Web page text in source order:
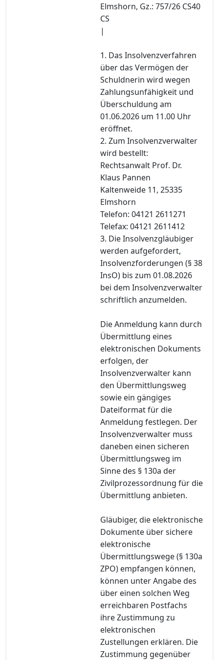
Elmshorn, Gz.: 757/26 CS40
CS
|
1. Das Insolvenzverfahren
über das Vermögen der
Schuldnerin wird wegen
Zahlungsunfähigkeit und
Überschuldung am
01.06.2026 um 11.00 Uhr
eröffnet.
2. Zum Insolvenzverwalter
wird bestellt:
Rechtsanwalt Prof. Dr.
Klaus Pannen
Kaltenweide 11, 25335
Elmshorn
Telefon: 04121 2611271
Telefax: 04121 2611412
3. Die Insolvenzgläubiger
werden aufgefordert,
Insolvenzforderungen (§ 38
InsO) bis zum 01.08.2026
bei dem Insolvenzverwalter
schriftlich anzumelden.
Die Anmeldung kann durch
Übermittlung eines
elektronischen Dokuments
erfolgen, der
Insolvenzverwalter kann
den Übermittlungsweg
sowie ein gängiges
Dateiformat für die
Anmeldung festlegen. Der
Insolvenzverwalter muss
daneben einen sicheren
Übermittlungsweg im
Sinne des § 130a der
Zivilprozessordnung für die
Übermittlung anbieten.
Gläubiger, die elektronische
Dokumente über sichere
elektronische
Übermittlungswege (§ 130a
ZPO) empfangen können,
können unter Angabe des
über einen solchen Weg
erreichbaren Postfachs
ihre Zustimmung zu
elektronischen
Zustellungen erklären. Die
Zustimmung gegenüber